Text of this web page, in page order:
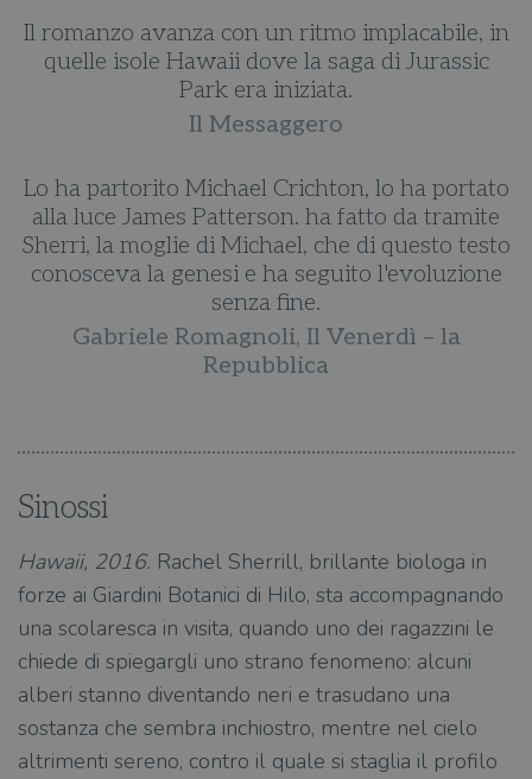
Il romanzo avanza con un ritmo implacabile, in
quelle isole Hawaii dove la saga di Jurassic
Park era iniziata.
Il Messaggero
Lo ha partorito Michael Crichton, lo ha portato
alla luce James Patterson. ha fatto da tramite
Sherri, la moglie di Michael, che di questo testo
conosceva la genesi e ha seguito l'evoluzione
senza fine.
Gabriele Romagnoli, Il Venerdì – la
Repubblica
Sinossi
Hawaii, 2016. Rachel Sherrill, brillante biologa in
forze ai Giardini Botanici di Hilo, sta accompagnando
una scolaresca in visita, quando uno dei ragazzini le
chiede di spiegargli uno strano fenomeno: alcuni
alberi stanno diventando neri e trasudano una
sostanza che sembra inchiostro, mentre nel cielo
altrimenti sereno, contro il quale si staglia il profilo